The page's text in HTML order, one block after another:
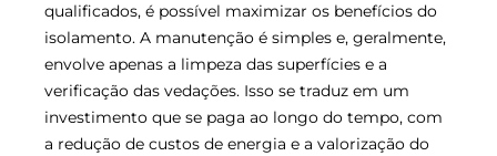
qualificados, é possível maximizar os benefícios do
isolamento. A manutenção é simples e, geralmente,
envolve apenas a limpeza das superfícies e a
verificação das vedações. Isso se traduz em um
investimento que se paga ao longo do tempo, com
a redução de custos de energia e a valorização do